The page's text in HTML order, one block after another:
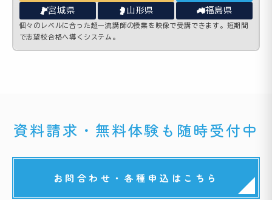
宮城県 山形県 福島県
個々のレベルに合った超一流講師の授業を映像で受講できます。短期間
で志望校合格へ導くシステム。
資料請求・無料体験も随時受付中
お問合わせ・各種申込はこちら